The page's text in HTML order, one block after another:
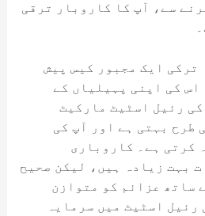
سے، آپ کا کاروبار ترقی
ترکی ایک مجبور کیس پیش
اس کی اپنی پہیلیاں کے
رئیل اسٹیٹ مارکیٹ
طرح بہتی ہے اور آپ کی
کرتی ہے۔ کاروباری
بہت زیادہ ہیں، لیکن صحیح
ساتھ عزائم کو متوازن
اسٹیٹ میں سرمایہ